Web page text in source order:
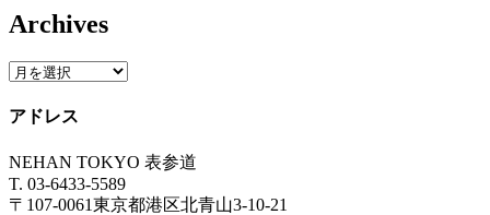
Archives
アドレス
NEHAN TOKYO 表参道
T. 03-6433-5589
〒107-0061東京都港区北青山3-10-21